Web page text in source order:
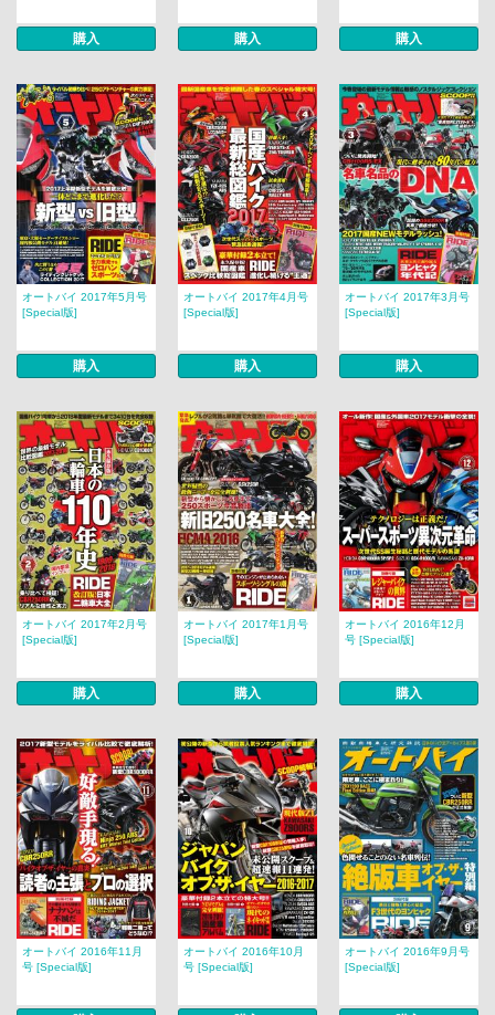
購入 購入 購入
オートバイ 2017年5月号
[Special版]
購入
オートバイ 2017年4月号
[Special版]
購入
オートバイ 2017年3月号
[Special版]
購入
オートバイ 2017年2月号
[Special版]
購入
オートバイ 2017年1月号
[Special版]
購入
オートバイ 2016年12月
号 [Special版]
購入
オートバイ 2016年11月
号 [Special版]
オートバイ 2016年10月
号 [Special版]
オートバイ 2016年9月号
[Special版]